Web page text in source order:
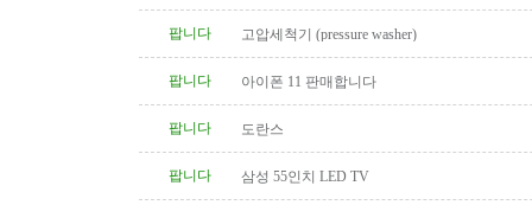
팝니다 고압세척기 (pressure washer)
팝니다 아이폰 11 판매합니다
팝니다 도란스
팝니다 삼성 55인치 LED TV